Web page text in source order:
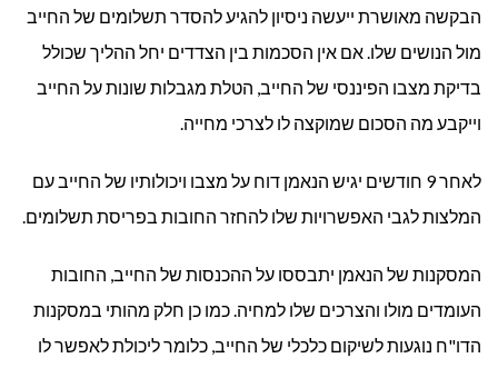
הבקשה מאושרת ייעשה ניסיון להגיע להסדר תשלומים של החייב
מול הנושים שלו. אם אין הסכמות בין הצדדים יחל ההליך שכולל
בדיקת מצבו הפיננסי של החייב, הטלת מגבלות שונות על החייב
וייקבע מה הסכום שמוקצה לו לצרכי מחייה.
לאחר 9 חודשים יגיש הנאמן דוח על מצבו ויכולותיו של החייב עם
המלצות לגבי האפשרויות שלו להחזר החובות בפריסת תשלומים.
המסקנות של הנאמן יתבססו על ההכנסות של החייב, החובות
העומדים מולו והצרכים שלו למחיה. כמו כן חלק מהותי במסקנות
הדו"ח נוגעות לשיקום כלכלי של החייב, כלומר ליכולת לאפשר לו